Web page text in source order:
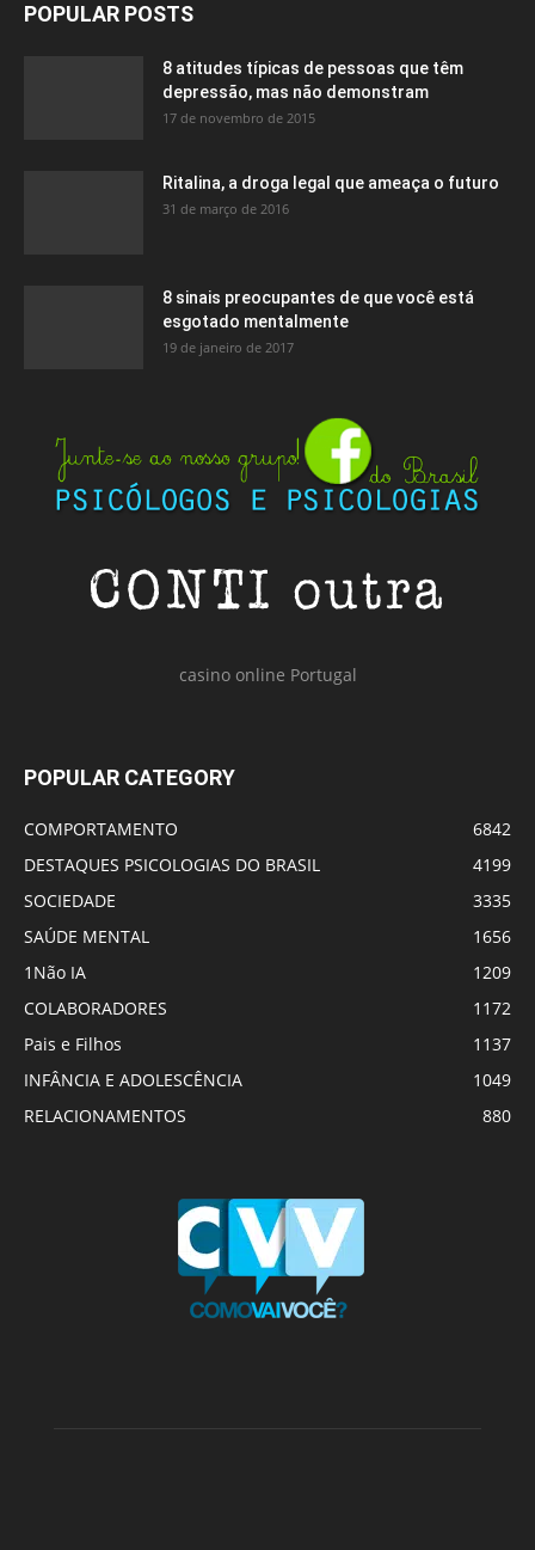
POPULAR POSTS
8 atitudes típicas de pessoas que têm
depressão, mas não demonstram
17 de novembro de 2015
Ritalina, a droga legal que ameaça o futuro
31 de março de 2016
8 sinais preocupantes de que você está
esgotado mentalmente
19 de janeiro de 2017
casino online Portugal
POPULAR CATEGORY
COMPORTAMENTO
6842
DESTAQUES PSICOLOGIAS DO BRASIL
4199
SOCIEDADE
3335
SAÚDE MENTAL
1656
1Não IA
1209
COLABORADORES
1172
Pais e Filhos
1137
INFÂNCIA E ADOLESCÊNCIA
1049
RELACIONAMENTOS
880